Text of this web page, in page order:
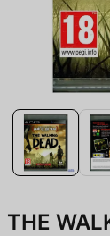
THE